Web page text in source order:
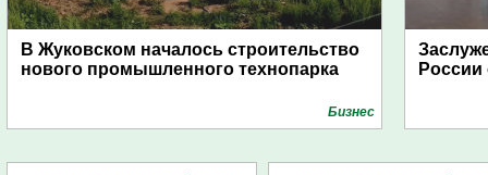
В Жуковском началось строительство
нового промышленного технопарка
Бизнес
России